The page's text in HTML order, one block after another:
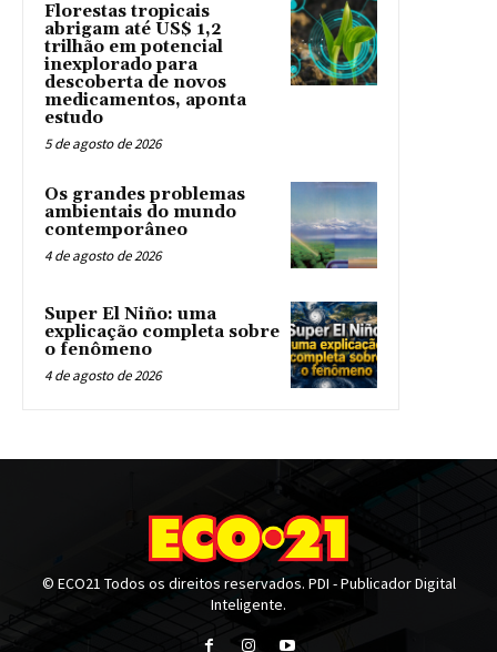
Florestas tropicais
abrigam até US$ 1,2
trilhão em potencial
inexplorado para
descoberta de novos
medicamentos, aponta
estudo
5 de agosto de 2026
Os grandes problemas
ambientais do mundo
contemporâneo
4 de agosto de 2026
Super El Niño: uma
explicação completa sobre
o fenômeno
4 de agosto de 2026
© ECO21 Todos os direitos reservados. PDI - Publicador Digital
Inteligente.